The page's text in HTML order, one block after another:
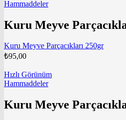
Hammaddeler
Kuru Meyve
Kuru Meyve Parçacıkları 250gr
₺95,00
Hızlı Görünüm
Hammaddeler
Kuru Meyve